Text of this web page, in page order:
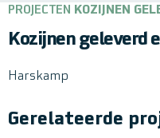
PROJECTEN KOZIJNEN
Kozijnen geleverd
Harskamp
Gerelateerde